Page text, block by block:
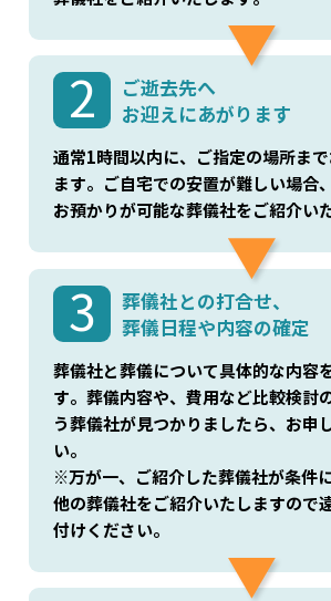
2
ご逝去先へ
お迎えにあがります
通常1時間以内に、ご指定の場所ま
ます。ご自宅での安置が難しい場合
お預かりが可能な葬儀社をご紹介い
3
葬儀社との打合せ、
葬儀日程や内容の確定
葬儀社と葬儀について具体的な内容
す。葬儀内容や、費用など比較検討
う葬儀社が見つかりましたら、お申
い。
※万が一、ご紹介した葬儀社が条件
他の葬儀社をご紹介いたしますので
付けください。